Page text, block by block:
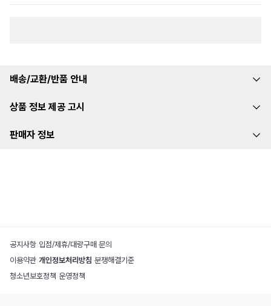
배송/교환/반품 안내
상품 정보 제공 고시
판매자 정보
공지사항 입점/제휴/대량구매 문의
이용약관 개인정보처리방침 분쟁해결기준
청소년보호정책 운영정책